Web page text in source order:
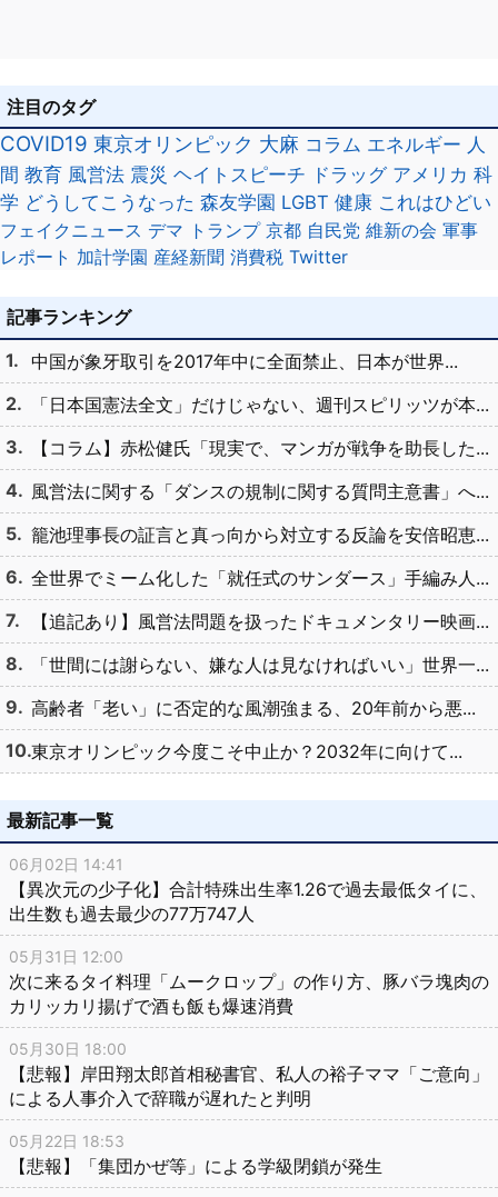
注目のタグ
COVID19 東京オリンピック 大麻 コラム エネルギー 人
間 教育 風営法 震災 ヘイトスピーチ ドラッグ アメリカ 科
学 どうしてこうなった 森友学園 LGBT 健康 これはひどい
フェイクニュース デマ トランプ 京都 自民党 維新の会 軍事
レポート 加計学園 産経新聞 消費税 Twitter
記事ランキング
中国が象牙取引を2017年中に全面禁止、日本が世界...
「日本国憲法全文」だけじゃない、週刊スピリッツが本...
【コラム】赤松健氏「現実で、マンガが戦争を助長した...
風営法に関する「ダンスの規制に関する質問主意書」へ...
籠池理事長の証言と真っ向から対立する反論を安倍昭恵...
全世界でミーム化した「就任式のサンダース」手編み人...
【追記あり】風営法問題を扱ったドキュメンタリー映画...
「世間には謝らない、嫌な人は見なければいい」世界一...
高齢者「老い」に否定的な風潮強まる、20年前から悪...
東京オリンピック今度こそ中止か？2032年に向けて...
最新記事一覧
06月02日 14:41
【異次元の少子化】合計特殊出生率1.26で過去最低タイに、
出生数も過去最少の77万747人
05月31日 12:00
次に来るタイ料理「ムークロップ」の作り方、豚バラ塊肉の
カリッカリ揚げで酒も飯も爆速消費
05月30日 18:00
【悲報】岸田翔太郎首相秘書官、私人の裕子ママ「ご意向」
による人事介入で辞職が遅れたと判明
05月22日 18:53
【悲報】「集団かぜ等」による学級閉鎖が発生